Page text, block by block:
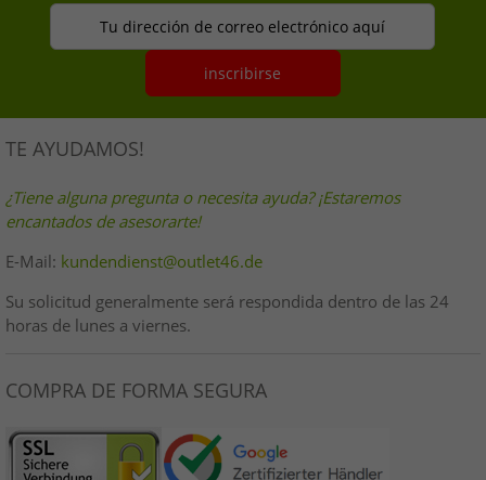
Tu dirección de correo electrónico aquí
inscribirse
TE AYUDAMOS!
¿Tiene alguna pregunta o necesita ayuda? ¡Estaremos
encantados de asesorarte!
E-Mail: kundendienst@outlet46.de
Su solicitud generalmente será respondida dentro de las 24
horas de lunes a viernes.
COMPRA DE FORMA SEGURA